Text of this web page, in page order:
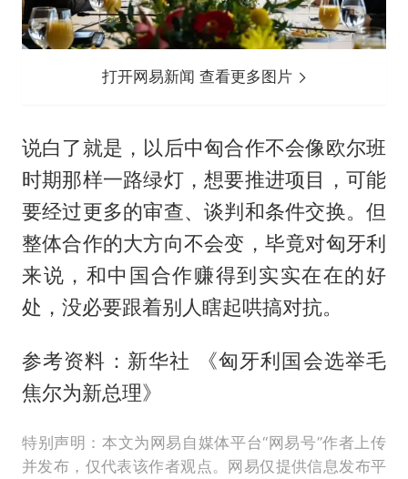
打开网易新闻 查看更多图片
说白了就是，以后中匈合作不会像欧尔班
时期那样一路绿灯，想要推进项目，可能
要经过更多的审查、谈判和条件交换。但
整体合作的大方向不会变，毕竟对匈牙利
来说，和中国合作赚得到实实在在的好
处，没必要跟着别人瞎起哄搞对抗。
参考资料：新华社 《匈牙利国会选举毛
焦尔为新总理》
特别声明：本文为网易自媒体平台“网易号”作者上传
并发布，仅代表该作者观点。网易仅提供信息发布平